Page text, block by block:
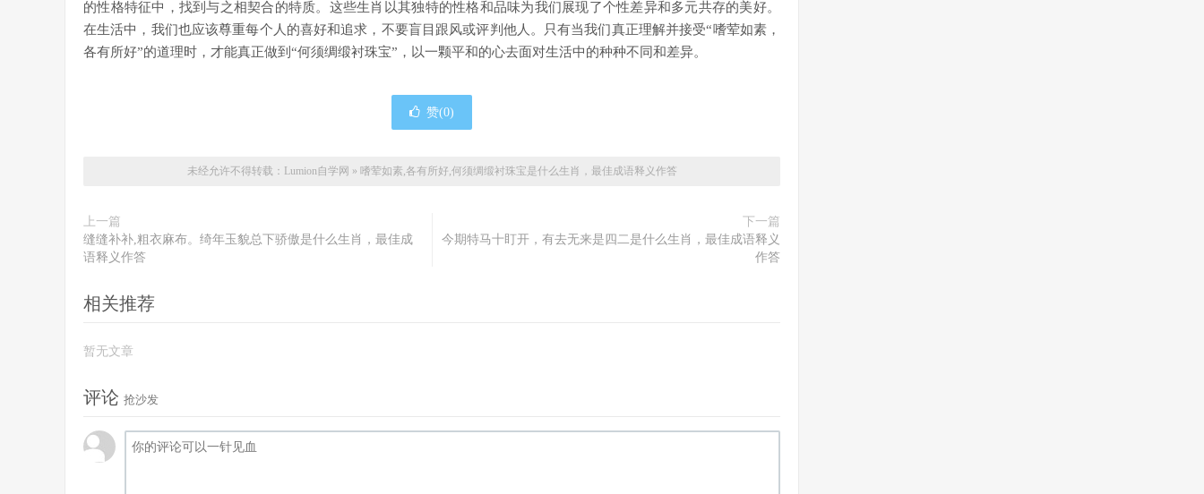
的性格特征中，找到与之相契合的特质。这些生肖以其独特的性格和品味为我们展现了个性差异和多元共存的美好。
在生活中，我们也应该尊重每个人的喜好和追求，不要盲目跟风或评判他人。只有当我们真正理解并接受“嗜荤如素，
各有所好”的道理时，才能真正做到“何须绸缎衬珠宝”，以一颗平和的心去面对生活中的种种不同和差异。
赞(0)
未经允许不得转载： Lumion自学网 » 嗜荤如素,各有所好,何须绸缎衬珠宝是什么生肖，最佳成语释义作答
上一篇
缝缝补补,粗衣麻布。绮年玉貌总下骄傲是什么生肖，最佳成
语释义作答
下一篇
今期特马十盯开，有去无来是四二是什么生肖，最佳成语释义
作答
相关推荐
暂无文章
评论 抢沙发